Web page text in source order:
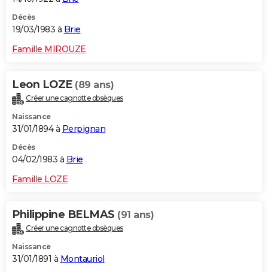
Décès
19/03/1983 à Brie
Famille MIROUZE
Leon LOZE (89 ans)
Créer une cagnotte obsèques
Naissance
31/01/1894 à Perpignan
Décès
04/02/1983 à Brie
Famille LOZE
Philippine BELMAS (91 ans)
Créer une cagnotte obsèques
Naissance
31/01/1891 à Montauriol